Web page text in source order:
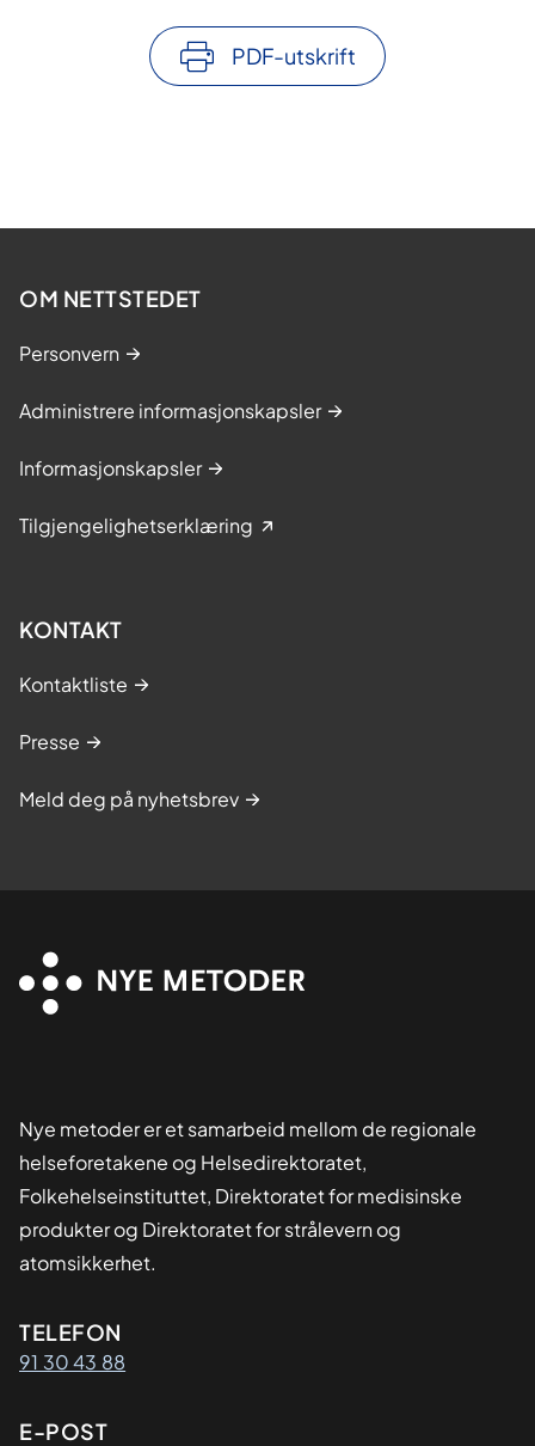
PDF-utskrift
OM NETTSTEDET
Personvern
Administrere informasjonskapsler
Informasjonskapsler
Tilgjengelighetserklæring
KONTAKT
Kontaktliste
Presse
Meld deg på nyhetsbrev
Nye metoder er et samarbeid mellom de regionale
helseforetakene og Helsedirektoratet,
Folkehelseinstituttet, Direktoratet for medisinske
produkter og Direktoratet for strålevern og
atomsikkerhet.
Kontaktinformasjon
TELEFON
91 30 43 88
E-POST